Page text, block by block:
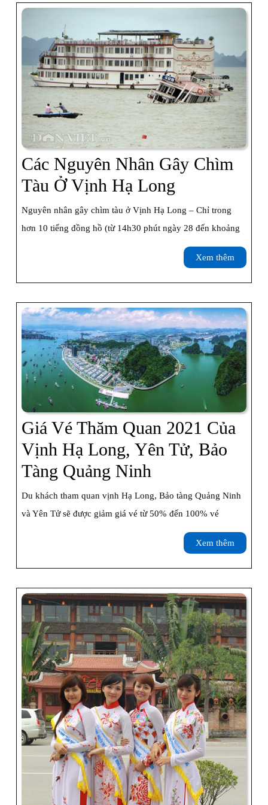
Ảo
Tại
Khách
Sạn
View
Cao
Nhất
Hạ
Long
Các Nguyên Nhân Gây Chìm
Tàu Ở Vịnh Hạ Long
Nguyên
Nhân
Gây
Chìm
Ở
Vịnh
Hạ
Long
Nguyên nhân gây chìm tàu ở Vịnh Hạ Long – Chỉ trong
hơn 10 tiếng đồng hồ (từ 14h30 phút ngày 28 đến khoảng
Xem thêm
thêm
Giá Vé Thăm Quan 2021 Của
Vịnh Hạ Long, Yên Tử, Bảo
Tàng Quảng Ninh
Vé
Thăm
Quan
2021
Vịnh
Hạ
Long,
Yên
Tử,
Bảo
Tàng
Quảng
Ninh
Du khách tham quan vịnh Hạ Long, Bảo tàng Quảng Ninh
và Yên Tử sẽ được giảm giá vé từ 50% đến 100% vé
Xem thêm
thêm